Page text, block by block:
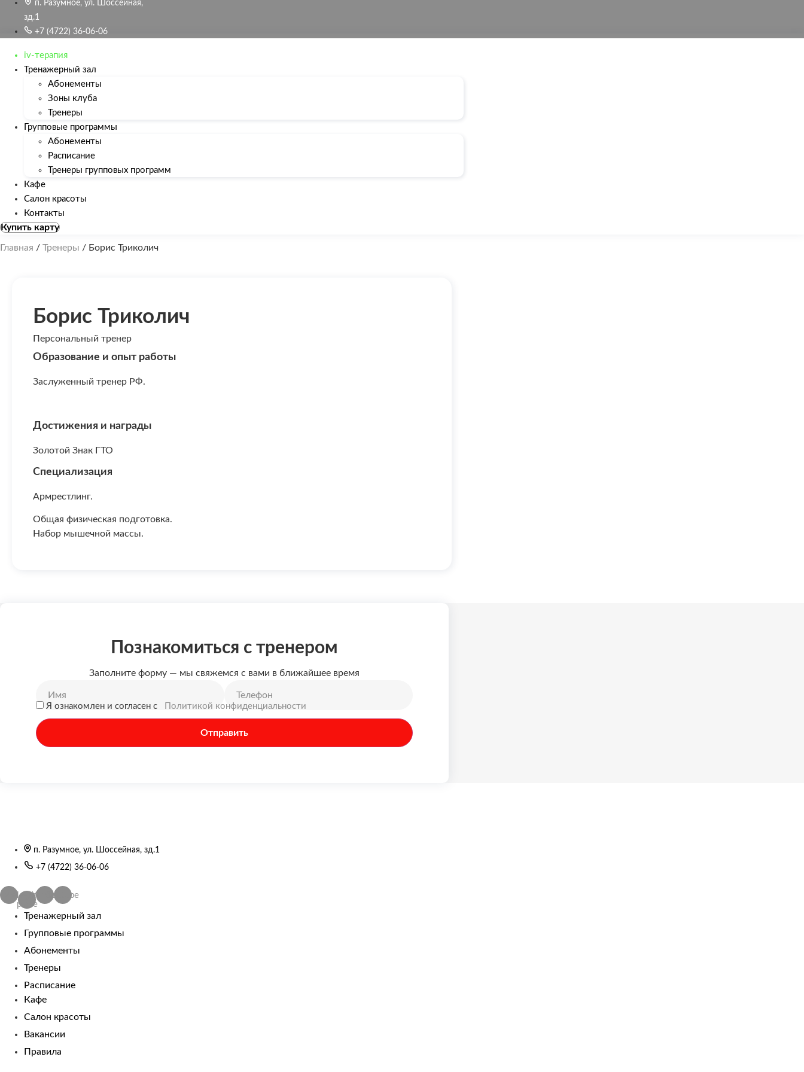
содержимому
п. Разумное, ул. Шоссейная,
зд.1
+7 (4722) 36-06-06
iv-терапия
Тренажерный зал
Абонементы
Зоны клуба
Тренеры
Групповые программы
Абонементы
Расписание
Тренеры групповых программ
Кафе
Салон красоты
Контакты
Купить карту
Главная / Тренеры / Борис Триколич
Борис Триколич
Персональный тренер
Образование и опыт работы
Заслуженный тренер РФ.
Достижения и награды
Золотой Знак ГТО
Специализация
Армрестлинг.
Общая физическая подготовка.
Набор мышечной массы.
Познакомиться с тренером
Заполните форму — мы свяжемся с вами в ближайшее время
Я ознакомлен и согласен c Политикой конфиденциальности
Отправить
п. Разумное, ул. Шоссейная, зд.1
+7 (4722) 36-06-06
Telegram-
plane
YandexYoutube
Тренажерный зал
Групповые программы
Абонементы
Тренеры
Расписание
Кафе
Салон красоты
Вакансии
Правила